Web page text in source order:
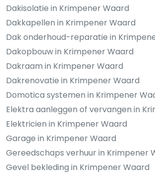
Dakisolatie in Krimpener Waard
Dakkapellen in Krimpener Waard
Dak onderhoud-reparatie in
Dakopbouw in Krimpener Waard
Dakraam in Krimpener Waard
Dakrenovatie in Krimpener Waard
Domotica systemen in Krimpener
Elektra aanleggen of vervangen in
Elektricien in Krimpener Waard
Garage in Krimpener Waard
Gereedschaps verhuur in Krimpener
Gevel bekleding in Krimpener Waard